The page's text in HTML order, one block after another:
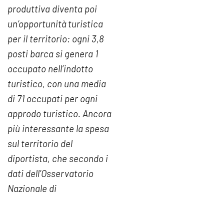
produttiva diventa poi
un’opportunità turistica
per il territorio: ogni 3,8
posti barca si genera 1
occupato nell’indotto
turistico, con una media
di 71 occupati per ogni
approdo turistico. Ancora
più interessante la spesa
sul territorio del
diportista, che secondo i
dati dell’Osservatorio
Nazionale di